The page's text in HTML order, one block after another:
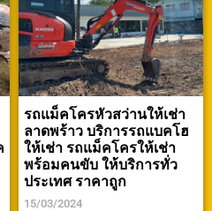
รถแม็คโครหัวสว่านให้เช่า
ลาดพร้าว บริการรถแบคโฮ
ให้เช่า รถแม็คโครให้เช่า
พร้อมคนขับ ให้บริการทั่ว
ประเทศ ราคาถูก
15/03/2024